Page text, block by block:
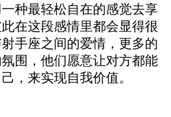
种最轻松自在的感觉去享
在这段感情里都会显得很
手座之间的爱情，更多的
围，他们愿意让对方都能
，来实现自我价值。